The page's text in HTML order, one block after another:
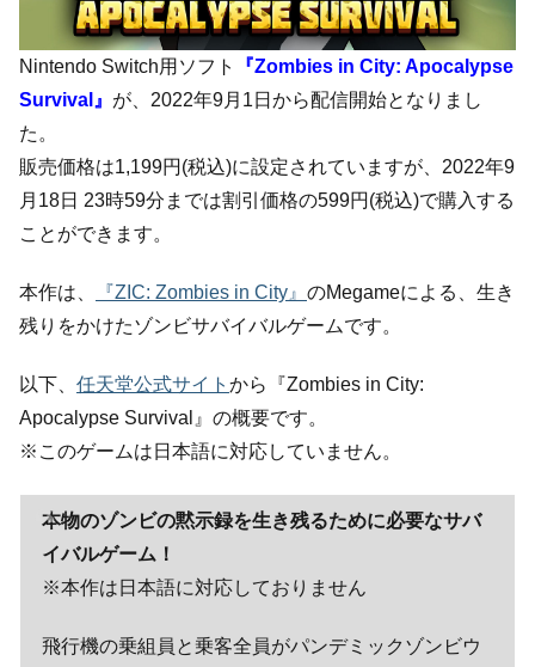
Nintendo Switch用ソフト
『Zombies in City: Apocalypse
Survival』 が、2022年9月1日から配信開始となりまし
た。
販売価格は1,199円(税込)に設定されていますが、2022年9
月18日 23時59分までは割引価格の599円(税込)で購入する
ことができます。
本作は、 『ZIC: Zombies in City』 のMegameによる、生き
残りをかけたゾンビサバイバルゲームです。
以下、 任天堂公式サイト から『Zombies in City:
Apocalypse Survival』の概要です。
※このゲームは日本語に対応していません。
本物のゾンビの黙示録を生き残るために必要なサバ
イバルゲーム！
※本作は日本語に対応しておりません
飛行機の乗組員と乗客全員がパンデミックゾンビウ